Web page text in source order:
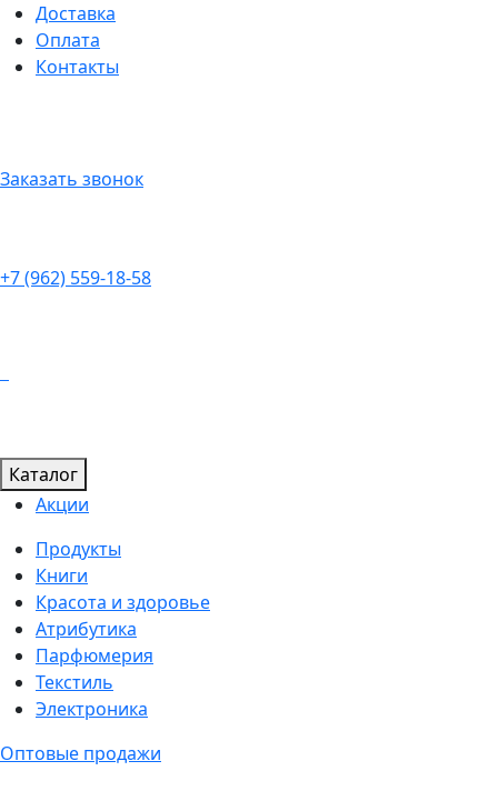
Доставка
Оплата
Контакты
Заказать звонок
+7 (962) 559-18-58
Каталог
Акции
Продукты
Книги
Красота и здоровье
Атрибутика
Парфюмерия
Текстиль
Электроника
Оптовые продажи